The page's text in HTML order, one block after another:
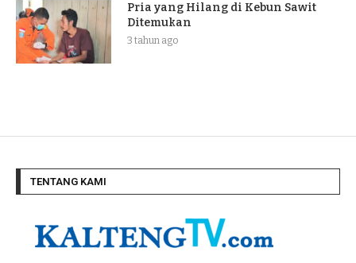
Pria yang Hilang di Kebun Sawit
Ditemukan
3 tahun ago
TENTANG KAMI